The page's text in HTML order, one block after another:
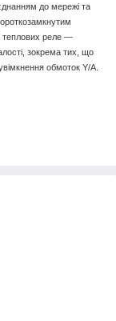
до мережі та
теплових реле —
зокрема тих, що
обмоток Y/A.